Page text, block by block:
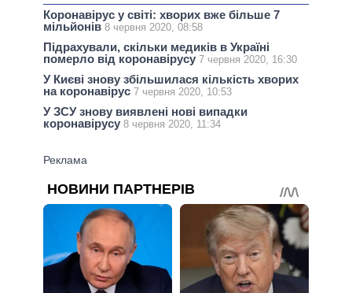
Коронавірус у світі: хворих вже більше 7
мільйонів 8 червня 2020, 08:58
Підрахували, скільки медиків в Україні
померло від коронавірусу 7 червня 2020, 16:30
У Києві знову збільшилася кількість хворих
на коронавірус 7 червня 2020, 10:53
У ЗСУ знову виявлені нові випадки
коронавірусу 8 червня 2020, 11:34